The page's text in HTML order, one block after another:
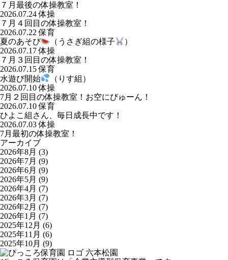
７月最後の体操教室！
2026.07.24体操
７月４回目の体操教室！
2026.07.22保育
夏のあそび
（うさぎ組の様子
）
2026.07.17体操
７月３回目の体操教室！
2026.07.15保育
水遊び開始
（りす組）
2026.07.10体操
7月２回目の体操教室！お空にびゅーん！
2026.07.10保育
ひよこ組さん、毎日成長中です！
2026.07.03体操
7月最初の体操教室！
アーカイブ
2026年8月 (3)
2026年7月 (9)
2026年6月 (9)
2026年5月 (9)
2026年4月 (7)
2026年3月 (7)
2026年2月 (7)
2026年1月 (7)
2025年12月 (6)
2025年11月 (6)
2025年10月 (9)
六本松園